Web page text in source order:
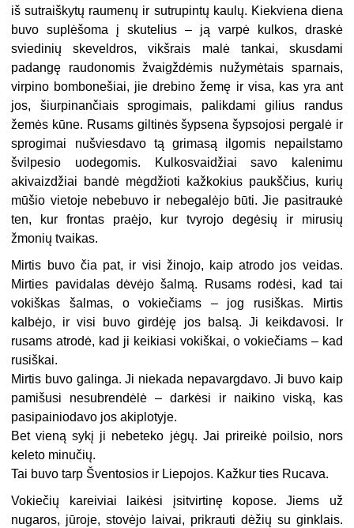
iš sutraiškytų raumenų ir sutrupintų kaulų. Kiekviena diena
buvo suplėšoma į skutelius – ją varpė kulkos, draskė
sviedinių skeveldros, vikšrais malė tankai, skusdami
padangę raudonomis žvaigždėmis nužymėtais sparnais,
virpino bombonešiai, jie drebino žemę ir visa, kas yra ant
jos, šiurpinančiais sprogimais, palikdami gilius randus
žemės kūne. Rusams giltinės šypsena šypsojosi pergalė ir
sprogimai nušviesdavo tą grimasą ilgomis nepailstamo
švilpesio uodegomis. Kulkosvaidžiai savo kalenimu
akivaizdžiai bandė mėgdžioti kažkokius paukščius, kurių
mūšio vietoje nebebuvo ir nebegalėjo būti. Jie pasitraukė
ten, kur frontas praėjo, kur tvyrojo degėsių ir mirusių
žmonių tvaikas.
Mirtis buvo čia pat, ir visi žinojo, kaip atrodo jos veidas.
Mirties pavidalas dėvėjo šalmą. Rusams rodėsi, kad tai
vokiškas šalmas, o vokiečiams – jog rusiškas. Mirtis
kalbėjo, ir visi buvo girdėję jos balsą. Ji keikdavosi. Ir
rusams atrodė, kad ji keikiasi vokiškai, o vokiečiams – kad
rusiškai.
Mirtis buvo galinga. Ji niekada nepavargdavo. Ji buvo kaip
pamišusi nesubrendėlė – darkėsi ir naikino viską, kas
pasipainiodavo jos akiplotyje.
Bet vieną sykį ji nebeteko jėgų. Jai prireikė poilsio, nors
keleto minučių.
Tai buvo tarp Šventosios ir Liepojos. Kažkur ties Rucava.
Vokiečių kareiviai laikėsi įsitvirtinę kopose. Jiems už
nugaros, jūroje, stovėjo laivai, prikrauti dėžių su ginklais.